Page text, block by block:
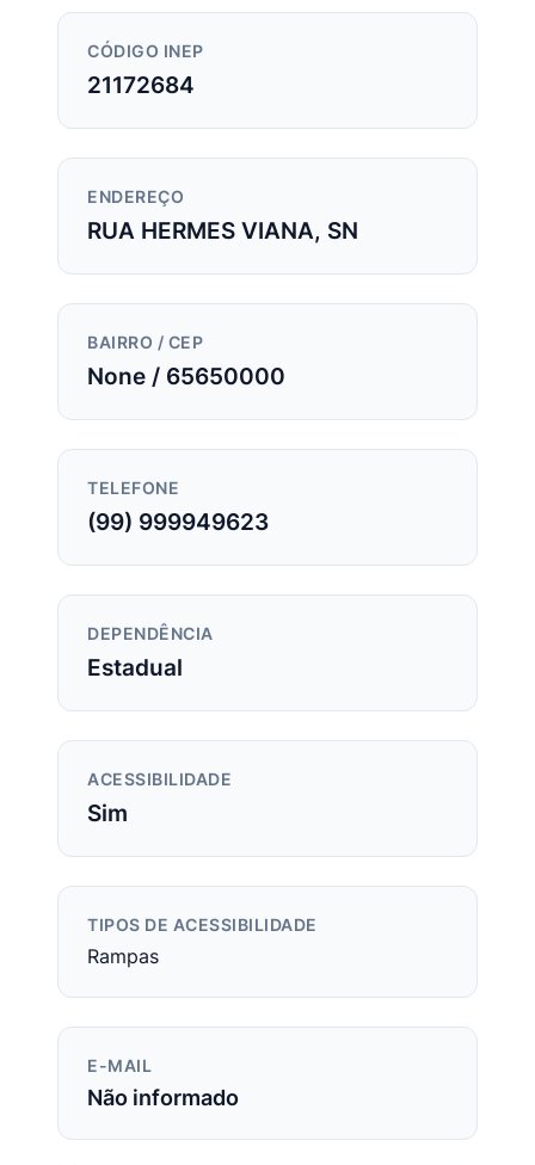
CÓDIGO INEP
21172684
ENDEREÇO
RUA HERMES VIANA, SN
BAIRRO / CEP
None / 65650000
TELEFONE
(99) 999949623
DEPENDÊNCIA
Estadual
ACESSIBILIDADE
Sim
TIPOS DE ACESSIBILIDADE
Rampas
E-MAIL
Não informado